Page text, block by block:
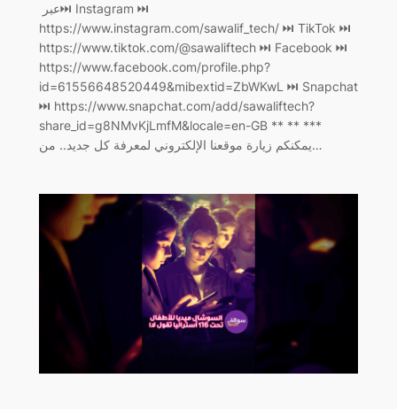
عبر ‏⏭ Instagram ⏭
https://www.instagram.com/sawalif_tech/ ‏⏭ TikTok ⏭
https://www.tiktok.com/@sawaliftech ‏⏭ Facebook ⏭
https://www.facebook.com/profile.php?
id=61556648520449&mibextid=ZbWKwL ‏⏭ Snapchat
⏭ https://www.snapchat.com/add/sawaliftech?
share_id=g8NMvKjLmfM&locale=en-GB ** ** ***
يمكنكم زيارة موقعنا الإلكتروني لمعرفة كل جديد.. من…